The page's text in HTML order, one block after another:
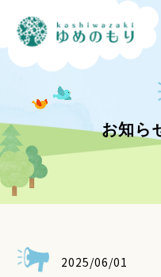
お知ら
2025/06/01